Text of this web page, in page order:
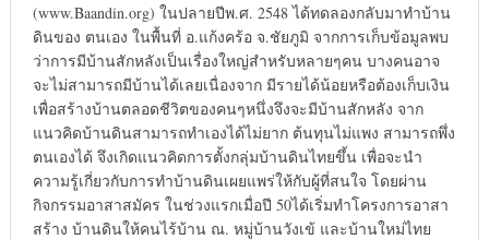
(www.Baandin.org) ในปลายปีพ.ศ. 2548 ได้ทดลองกลับมาทำบ้าน
ดินของ ตนเอง ในพื้นที่ อ.แก้งคร้อ จ.ชัยภูมิ จากการเก็บข้อมูลพบ
ว่าการมีบ้านสักหลังเป็นเรื่องใหญ่สำหรับหลายๆคน บางคนอาจ
จะไม่สามารถมีบ้านได้เลยเนื่องจาก มีรายได้น้อยหรือต้องเก็บเงิน
เพื่อสร้างบ้านตลอดชีวิตของคนๆหนึ่งจึงจะมีบ้านสักหลัง จาก
แนวคิดบ้านดินสามารถทำเองได้ไม่ยาก ต้นทุนไม่แพง สามารถพึ่ง
ตนเองได้ จึงเกิดแนวคิดการตั้งกลุ่มบ้านดินไทยขึ้น เพื่อจะนำ
ความรู้เกี่ยวกับการทำบ้านดินเผยแพร่ให้กับผู้ที่สนใจ โดยผ่าน
กิจกรรมอาสาสมัคร ในช่วงแรกเมื่อปี 50ได้เริ่มทำโครงการอาสา
สร้าง บ้านดินให้คนไร้บ้าน ณ. หมู่บ้านวังเข้ และบ้านใหม่ไทย